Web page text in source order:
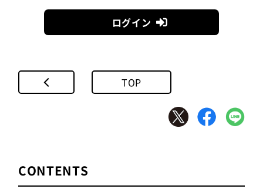
ログイン
TOP
CONTENTS